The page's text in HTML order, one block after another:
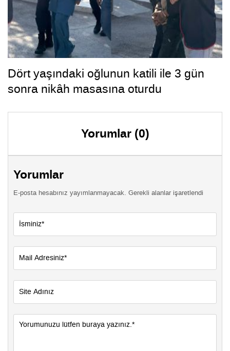
Dört yaşındaki oğlunun katili ile 3 gün
sonra nikâh masasına oturdu
Yorumlar (0)
Yorumlar
E-posta hesabınız yayımlanmayacak. Gerekli alanlar işaretlendi